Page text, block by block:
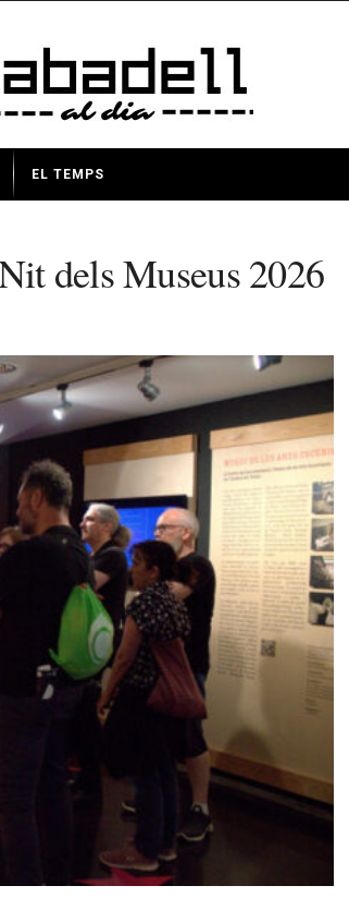
EL TEMPS
dels Museus 2026